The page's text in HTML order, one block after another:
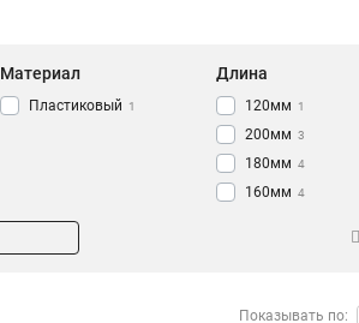
Материал
Пластиковый 1
Длина
120мм 1
200мм 3
180мм 4
160мм 4
Показывать по: